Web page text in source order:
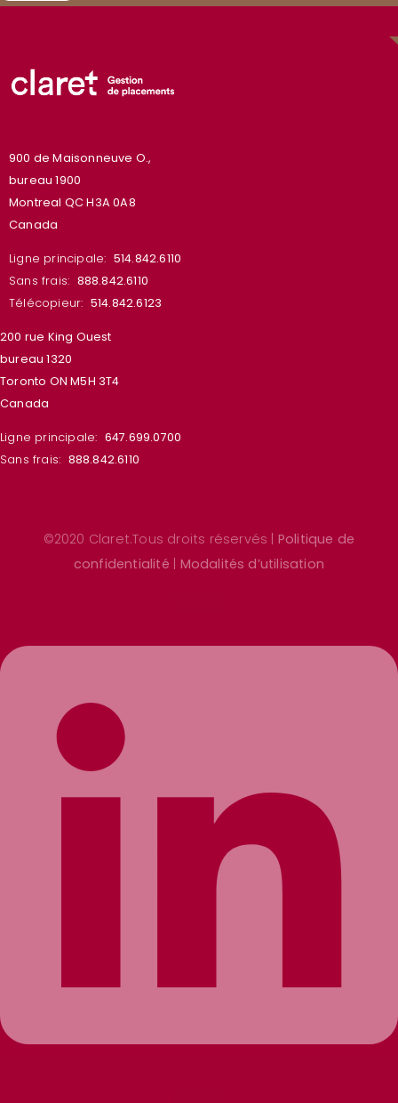
900 de Maisonneuve O.,
bureau 1900
Montreal QC H3A 0A8
Canada
Ligne principale: 514.842.6110
Sans frais: 888.842.6110
Télécopieur: 514.842.6123
200 rue King Ouest
bureau 1320
Toronto ON M5H 3T4
Canada
Ligne principale: 647.699.0700
Sans frais: 888.842.6110
©2020 Claret.Tous droits réservés | Politique de
confidentialité | Modalités d’utilisation